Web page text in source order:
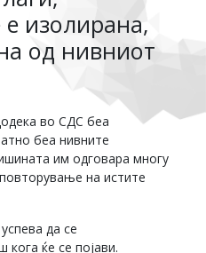
изолирана,
од нивниот
во СДС беа
беа нивните
им одговара многу
на истите
да се
кога ќе се појави.